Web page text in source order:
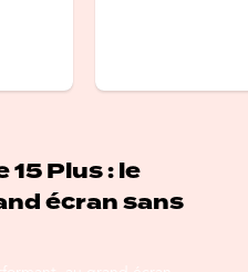
Plus : le
écran sans